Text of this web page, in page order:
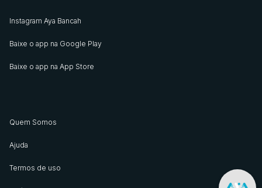
Instagram Aya Bancah
Baixe o app na Google Play
Baixe o app na App Store
Quem Somos
Ajuda
Termos de uso